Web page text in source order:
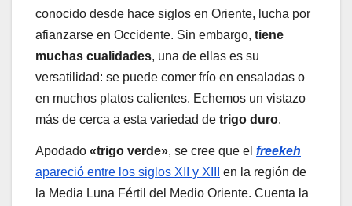
conocido desde hace siglos en Oriente, lucha por
afianzarse en Occidente. Sin embargo, tiene
muchas cualidades, una de ellas es su
versatilidad: se puede comer frío en ensaladas o
en muchos platos calientes. Echemos un vistazo
más de cerca a esta variedad de trigo duro.
Apodado «trigo verde», se cree que el freekeh
apareció entre los siglos XII y XIII
en la región de
la Media Luna Fértil del Medio Oriente. Cuenta la